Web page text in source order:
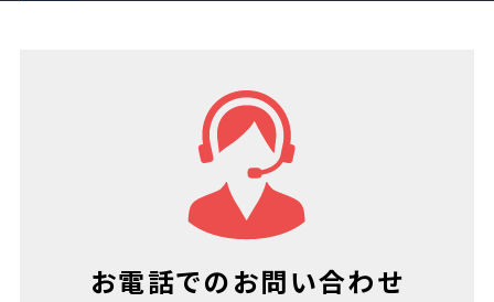
お電話でのお問い合わせ